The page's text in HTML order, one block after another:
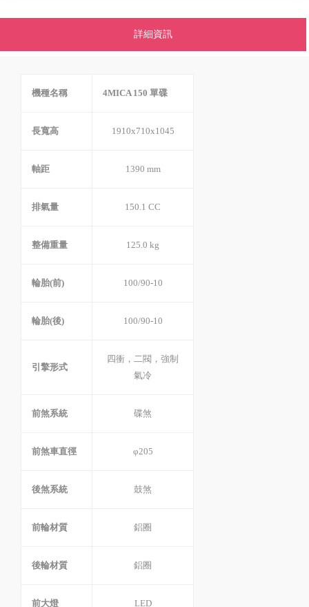
詳細資訊
機種名稱 4MICA 150 單碟
長寬高 1910x710x1045
軸距 1390 mm
排氣量 150.1 CC
整備重量 125.0 kg
輪胎(前) 100/90-10
輪胎(後) 100/90-10
引擎形式
四衝，二閥，強制
氣冷
前煞系統 碟煞
前煞車直徑 φ205
後煞系統 鼓煞
前輪材質 鋁圈
後輪材質 鋁圈
前大燈 LED